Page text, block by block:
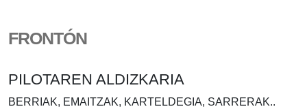
FRONTÓN
PILOTAREN ALDIZKARIA
BERRIAK, EMAITZAK, KARTELDEGIA, SARRERAK..